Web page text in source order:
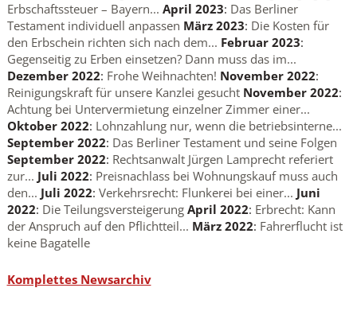
Erbschaftssteuer – Bayern... April 2023: Das Berliner
Testament individuell anpassen März 2023: Die Kosten für
den Erbschein richten sich nach dem... Februar 2023:
Gegenseitig zu Erben einsetzen? Dann muss das im...
Dezember 2022: Frohe Weihnachten! November 2022:
Reinigungskraft für unsere Kanzlei gesucht November 2022:
Achtung bei Untervermietung einzelner Zimmer einer...
Oktober 2022: Lohnzahlung nur, wenn die betriebsinterne...
September 2022: Das Berliner Testament und seine Folgen
September 2022: Rechtsanwalt Jürgen Lamprecht referiert
zur... Juli 2022: Preisnachlass bei Wohnungskauf muss auch
den... Juli 2022: Verkehrsrecht: Flunkerei bei einer... Juni
2022: Die Teilungsversteigerung April 2022: Erbrecht: Kann
der Anspruch auf den Pflichtteil... März 2022: Fahrerflucht ist
keine Bagatelle
Komplettes Newsarchiv